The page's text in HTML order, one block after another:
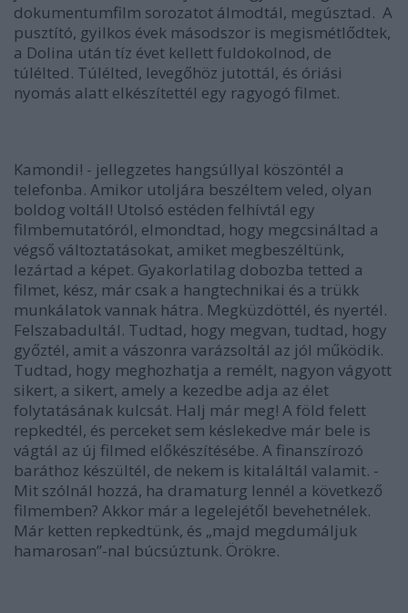
dokumentumfilm sorozatot álmodtál, megúsztad. A
pusztító, gyilkos évek másodszor is megismétlődtek,
a Dolina után tíz évet kellett fuldokolnod, de
túlélted. Túlélted, levegőhöz jutottál, és óriási
nyomás alatt elkészítettél egy ragyogó filmet.
Kamondi! - jellegzetes hangsúllyal köszöntél a
telefonba. Amikor utoljára beszéltem veled, olyan
boldog voltál! Utolsó estéden felhívtál egy
filmbemutatóról, elmondtad, hogy megcsináltad a
végső változtatásokat, amiket megbeszéltünk,
lezártad a képet. Gyakorlatilag dobozba tetted a
filmet, kész, már csak a hangtechnikai és a trükk
munkálatok vannak hátra. Megküzdöttél, és nyertél.
Felszabadultál. Tudtad, hogy megvan, tudtad, hogy
győztél, amit a vászonra varázsoltál az jól működik.
Tudtad, hogy meghozhatja a remélt, nagyon vágyott
sikert, a sikert, amely a kezedbe adja az élet
folytatásának kulcsát. Halj már meg! A föld felett
repkedtél, és perceket sem késlekedve már bele is
vágtál az új filmed előkészítésébe. A finanszírozó
baráthoz készültél, de nekem is kitaláltál valamit. -
Mit szólnál hozzá, ha dramaturg lennél a következő
filmemben? Akkor már a legelejétől bevehetnélek.
Már ketten repkedtünk, és „majd megdumáljuk
hamarosan”-nal búcsúztunk. Örökre.